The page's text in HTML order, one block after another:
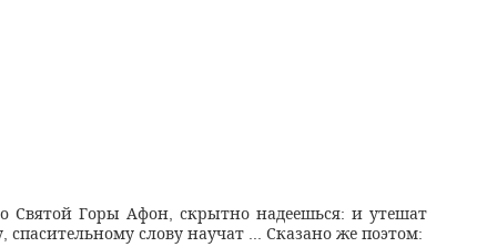
Святой Горы Афон,скрытно надеешься:и утешат
,спасительному слову научат ...Сказано же поэтом: